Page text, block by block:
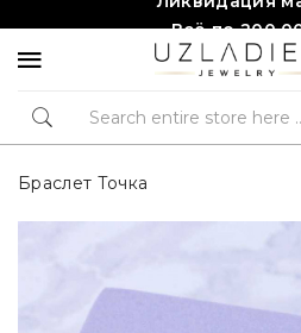
Всё по
Торопитесь,
Браслет Точка